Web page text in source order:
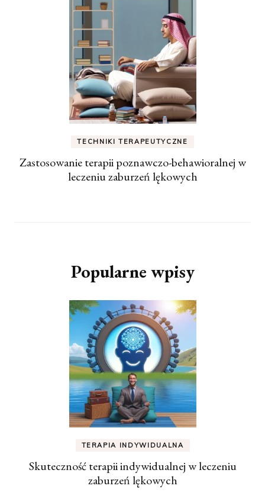
TECHNIKI TERAPEUTYCZNE
Zastosowanie terapii poznawczo-behawioralnej w
leczeniu zaburzeń lękowych
Popularne wpisy
TERAPIA INDYWIDUALNA
Skuteczność terapii indywidualnej w leczeniu
zaburzeń lękowych